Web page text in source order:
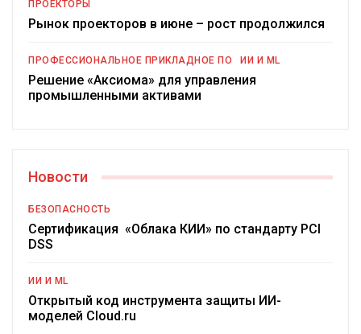
ПРОЕКТОРЫ
Рынок проекторов в июне – рост продолжился
ПРОФЕССИОНАЛЬНОЕ ПРИКЛАДНОЕ ПО ИИ И ML
Решение «Аксиома» для управления
промышленными активами
Новости
БЕЗОПАСНОСТЬ
Сертификация «Облака КИИ» по стандарту PCI
DSS
ИИ И ML
Открытый код инструмента защиты ИИ-
моделей Cloud.ru